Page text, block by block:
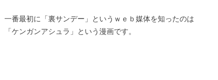
一番最初に「裏サンデー」というｗｅｂ媒体を知ったのは
「ケンガンアシュラ」という漫画です。